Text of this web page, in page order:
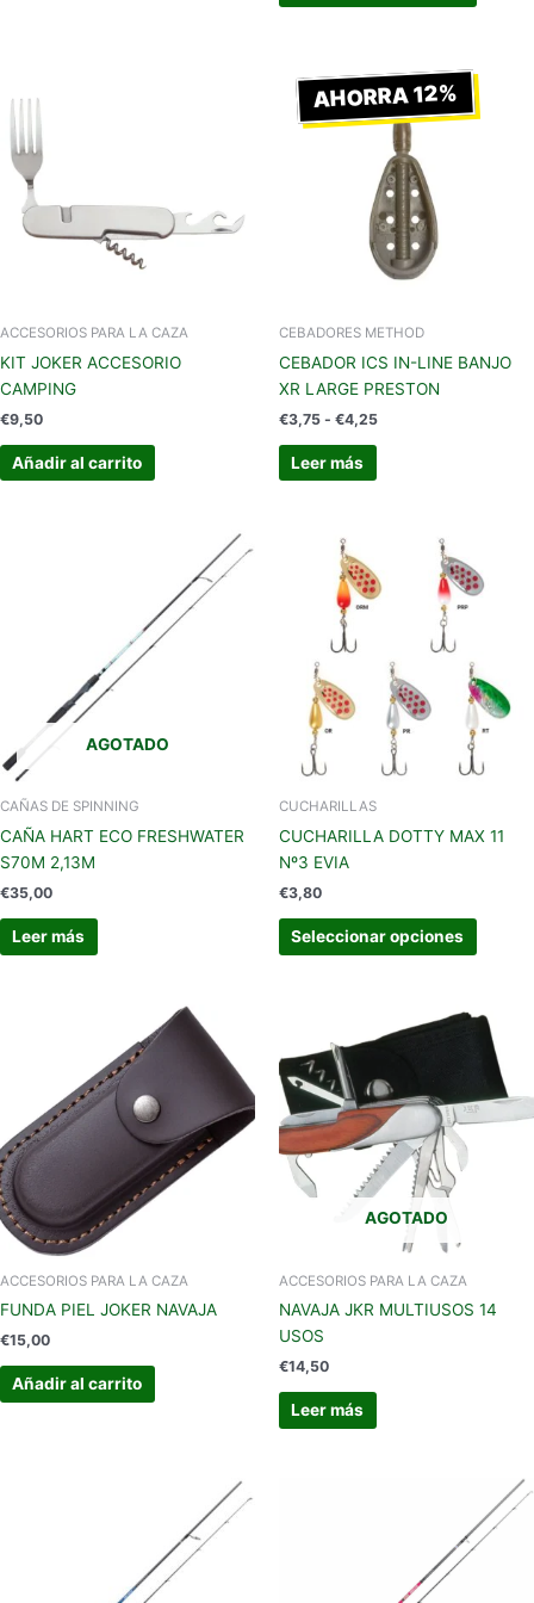
ACCESORIOS PARA LA CAZA
KIT JOKER ACCESORIO
CAMPING
€9,50
Añadir al carrito
AHORRA 12%
CEBADORES METHOD
CEBADOR ICS IN-LINE BANJO
XR LARGE PRESTON
€3,75 - €4,25
de
precios:
desde
€3,75
hasta
€4,25
Leer más
AGOTADO
CAÑAS DE SPINNING
CAÑA HART ECO FRESHWATER
S70M 2,13M
€35,00
Leer más
CUCHARILLAS
CUCHARILLA DOTTY MAX 11
Nº3 EVIA
€3,80
Seleccionar opciones
tiene
Las
se
pueden
elegir
la
ACCESORIOS PARA LA CAZA
FUNDA PIEL JOKER NAVAJA
€15,00
Añadir al carrito
AGOTADO
ACCESORIOS PARA LA CAZA
NAVAJA JKR MULTIUSOS 14
USOS
€14,50
Leer más